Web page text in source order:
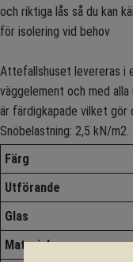
och riktiga lås så du kan
för isolering vid behov
Attefallshuset levereras i
väggelement och med
är färdigkapade vilket gör
Snöbelastning: 2,5 kN/m2.
Färg
Utförande
Glas
Material